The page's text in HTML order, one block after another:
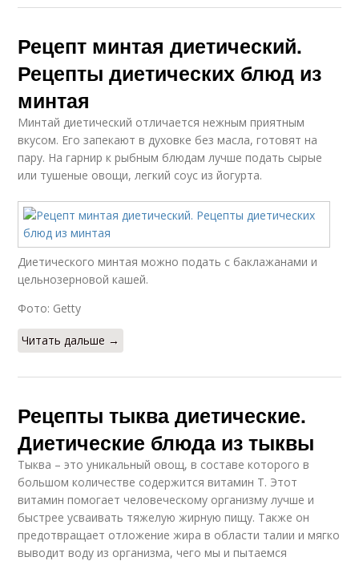
Рецепт минтая диетический.
Рецепты диетических блюд из
минтая
Минтай диетический отличается нежным приятным
вкусом. Его запекают в духовке без масла, готовят на
пару. На гарнир к рыбным блюдам лучше подать сырые
или тушеные овощи, легкий соус из йогурта.
Диетического минтая можно подать с баклажанами и
цельнозерновой кашей.
Фото: Getty
Читать дальше →
Рецепты тыква диетические.
Диетические блюда из тыквы
Тыква – это уникальный овощ, в составе которого в
большом количестве содержится витамин Т. Этот
витамин помогает человеческому организму лучше и
быстрее усваивать тяжелую жирную пищу. Также он
предотвращает отложение жира в области талии и мягко
выводит воду из организма, чего мы и пытаемся